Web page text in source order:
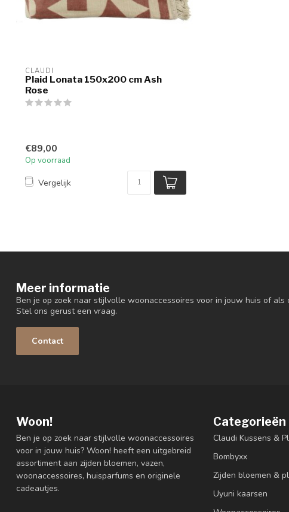
CLAUDI
Plaid Lonata 150x200 cm Ash
Rose
€89,00
Op voorraad
Vergelijk
Meer informatie
Ben je op zoek naar stijlvolle woonaccessoires voor in jouw huis of als
Stel ons gerust een vraag.
Contact
Woon!
Ben je op zoek naar stijlvolle woonaccessoires
voor in jouw huis? Woon! heeft een uitgebreid
assortiment aan zijden bloemen, vazen,
woonaccessoires, huisparfums en originele
cadeautjes.
Categorieën
Claudi Kussens &
Bombyxx
Zijden bloemen &
Uyuni kaarsen